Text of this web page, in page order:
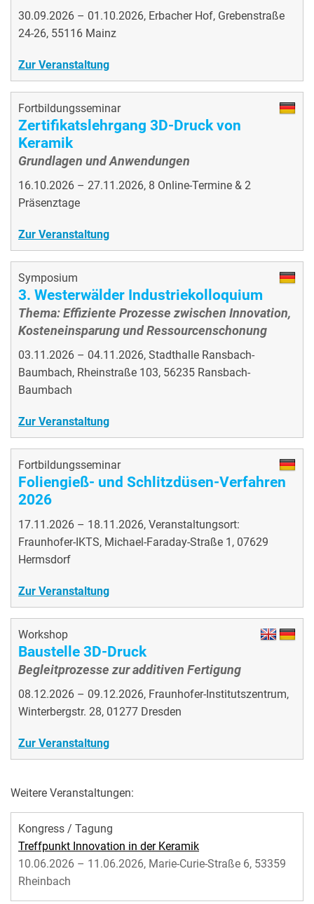
30.09.2026 – 01.10.2026, Erbacher Hof, Grebenstraße
24-26, 55116 Mainz
Zur Veranstaltung
Fortbildungsseminar
Zertifikatslehrgang 3D-Druck von
Keramik
Grundlagen und Anwendungen
16.10.2026 – 27.11.2026, 8 Online-Termine & 2
Präsenztage
Zur Veranstaltung
Symposium
3. Westerwälder Industriekolloquium
Thema: Effiziente Prozesse zwischen Innovation,
Kosteneinsparung und Ressourcenschonung
03.11.2026 – 04.11.2026, Stadthalle Ransbach-
Baumbach, Rheinstraße 103, 56235 Ransbach-
Baumbach
Zur Veranstaltung
Fortbildungsseminar
Foliengieß- und Schlitzdüsen-Verfahren
2026
17.11.2026 – 18.11.2026, Veranstaltungsort:
Fraunhofer-IKTS, Michael-Faraday-Straße 1, 07629
Hermsdorf
Zur Veranstaltung
Workshop
Baustelle 3D-Druck
Begleitprozesse zur additiven Fertigung
08.12.2026 – 09.12.2026, Fraunhofer-Institutszentrum,
Winterbergstr. 28, 01277 Dresden
Zur Veranstaltung
Weitere Veranstaltungen:
Kongress / Tagung
Treffpunkt Innovation in der Keramik
10.06.2026 – 11.06.2026, Marie-Curie-Straße 6, 53359
Rheinbach